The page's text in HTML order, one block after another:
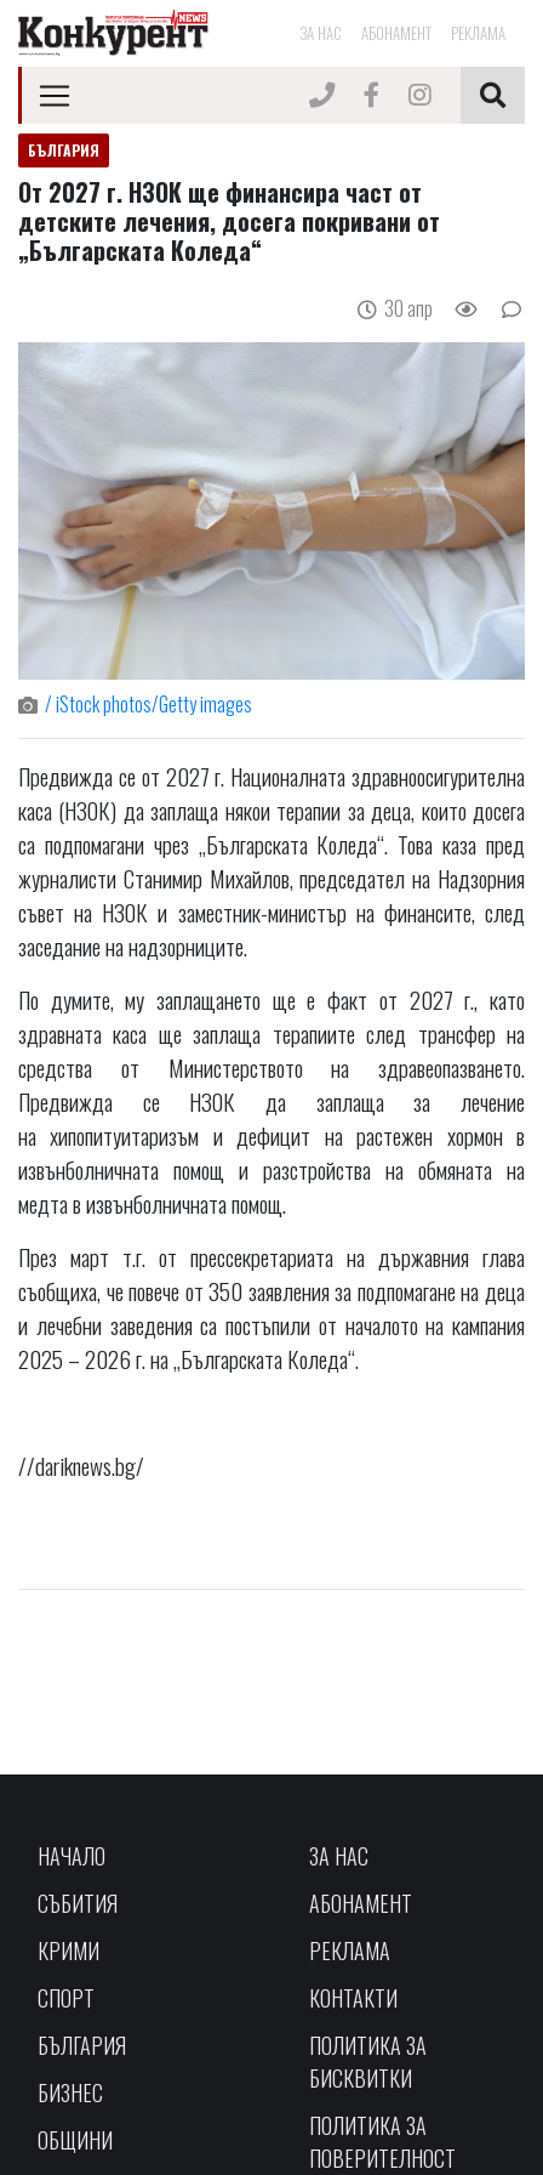
ЗА НАС АБОНАМЕНТ РЕКЛАМА
БЪЛГАРИЯ
От 2027 г. НЗОК ще финансира част от
детските лечения, досега покривани от
„Българската Коледа“
30 апр
/ iStock photos/Getty images
Предвижда се от 2027 г. Националната здравноосигурителна
каса (НЗОК) да заплаща някои терапии за деца, които досега
са подпомагани чрез „Българската Коледа“. Това каза пред
журналисти Станимир Михайлов, председател на Надзорния
съвет на НЗОК и заместник-министър на финансите, след
заседание на надзорниците.
По думите, му заплащането ще е факт от 2027 г., като
здравната каса ще заплаща терапиите след трансфер на
средства от Министерството на здравеопазването.
Предвижда се НЗОК да заплаща за лечение
на хипопитуитаризъм и дефицит на растежен хормон в
извънболничната помощ и разстройства на обмяната на
медта в извънболничната помощ.
През март т.г. от прессекретариата на държавния глава
съобщиха, че повече от 350 заявления за подпомагане на деца
и лечебни заведения са постъпили от началото на кампания
2025 – 2026 г. на „Българската Коледа“.
//dariknews.bg/
НАЧАЛО
СЪБИТИЯ
КРИМИ
СПОРТ
БЪЛГАРИЯ
БИЗНЕС
ОБЩИНИ
ЗА НАС
АБОНАМЕНТ
РЕКЛАМА
КОНТАКТИ
ПОЛИТИКА ЗА
БИСКВИТКИ
ПОЛИТИКА ЗА
ПОВЕРИТЕЛНОСТ